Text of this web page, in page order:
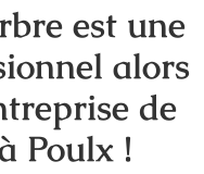
est une
alors
de
Poulx !